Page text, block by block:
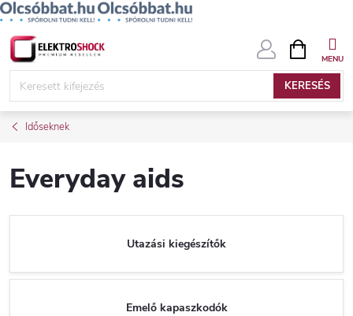
Ugrás
KERESÉS
KOSÁR
Időseknek
Everyday aids
Utazási kiegészítők
Emelő kapaszkodók